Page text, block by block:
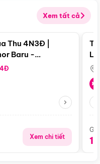
Xem tất cả
Điểm nổi bật
Thu 4N3Đ |
Baru -
Xem chi tiết